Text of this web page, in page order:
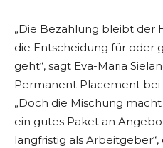
„Die Bezahlung bleibt der
die Entscheidung für oder
geht“, sagt Eva-Maria
Permanent Placement bei
„Doch die Mischung
ein gutes Paket an
langfristig als